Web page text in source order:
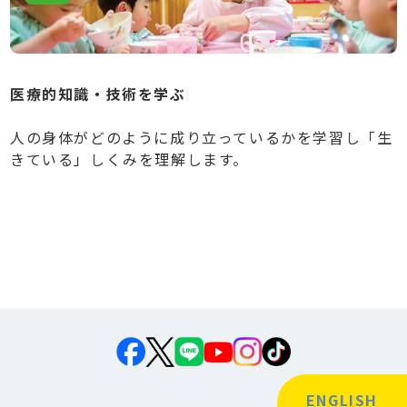
医療的知識・技術を学ぶ
人の身体がどのように成り立っているかを学習し「生
きている」しくみを理解します。
ENGLISH